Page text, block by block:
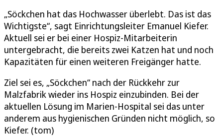
„Söckchen hat das Hochwasser überlebt. Das ist das
Wichtigste“, sagt Einrichtungsleiter Emanuel Kiefer.
Aktuell sei er bei einer Hospiz-Mitarbeiterin
untergebracht, die bereits zwei Katzen hat und noch
Kapazitäten für einen weiteren Freigänger hatte.
Ziel sei es, „Söckchen“ nach der Rückkehr zur
Malzfabrik wieder ins Hospiz einzubinden. Bei der
aktuellen Lösung im Marien-Hospital sei das unter
anderem aus hygienischen Gründen nicht möglich, so
Kiefer. (tom)